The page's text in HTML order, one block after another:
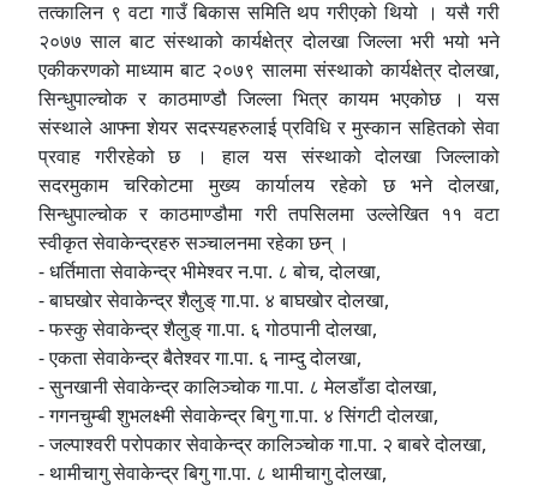
तत्कालिन ९ वटा गाउँ बिकास समिति थप गरीएको थियो । यसै गरी
२०७७ साल बाट संस्थाको कार्यक्षेत्र दोलखा जिल्ला भरी भयो भने
एकीकरणको माध्याम बाट २०७९ सालमा संस्थाको कार्यक्षेत्र दोलखा,
सिन्धुपाल्चोक र काठमाण्डौ जिल्ला भित्र कायम भएकोछ । यस
संस्थाले आफ्ना शेयर सदस्यहरुलाई प्रविधि र मुस्कान सहितको सेवा
प्रवाह गरीरहेको छ । हाल यस संस्थाको दोलखा जिल्लाको
सदरमुकाम चरिकोटमा मुख्य कार्यालय रहेको छ भने दोलखा,
सिन्धुपाल्चोक र काठमाण्डौमा गरी तपसिलमा उल्लेखित ११ वटा
स्वीकृत सेवाकेन्द्रहरु सञ्चालनमा रहेका छन् ।
- धर्तिमाता सेवाकेन्द्र भीमेश्वर न.पा. ८ बोच, दोलखा,
- बाघखोर सेवाकेन्द्र शैलुङ् गा.पा. ४ बाघखोर दोलखा,
- फस्कु सेवाकेन्द्र शैलुङ् गा.पा. ६ गोठपानी दोलखा,
- एकता सेवाकेन्द्र बैतेश्वर गा.पा. ६ नाम्दु दोलखा,
- सुनखानी सेवाकेन्द्र कालिञ्चोक गा.पा. ८ मेलडाँडा दोलखा,
- गगनचुम्बी शुभलक्ष्मी सेवाकेन्द्र बिगु गा.पा. ४ सिंगटी दोलखा,
- जल्पाश्वरी परोपकार सेवाकेन्द्र कालिञ्चोक गा.पा. २ बाबरे दोलखा,
- थामीचागु सेवाकेन्द्र बिगु गा.पा. ८ थामीचागु दोलखा,